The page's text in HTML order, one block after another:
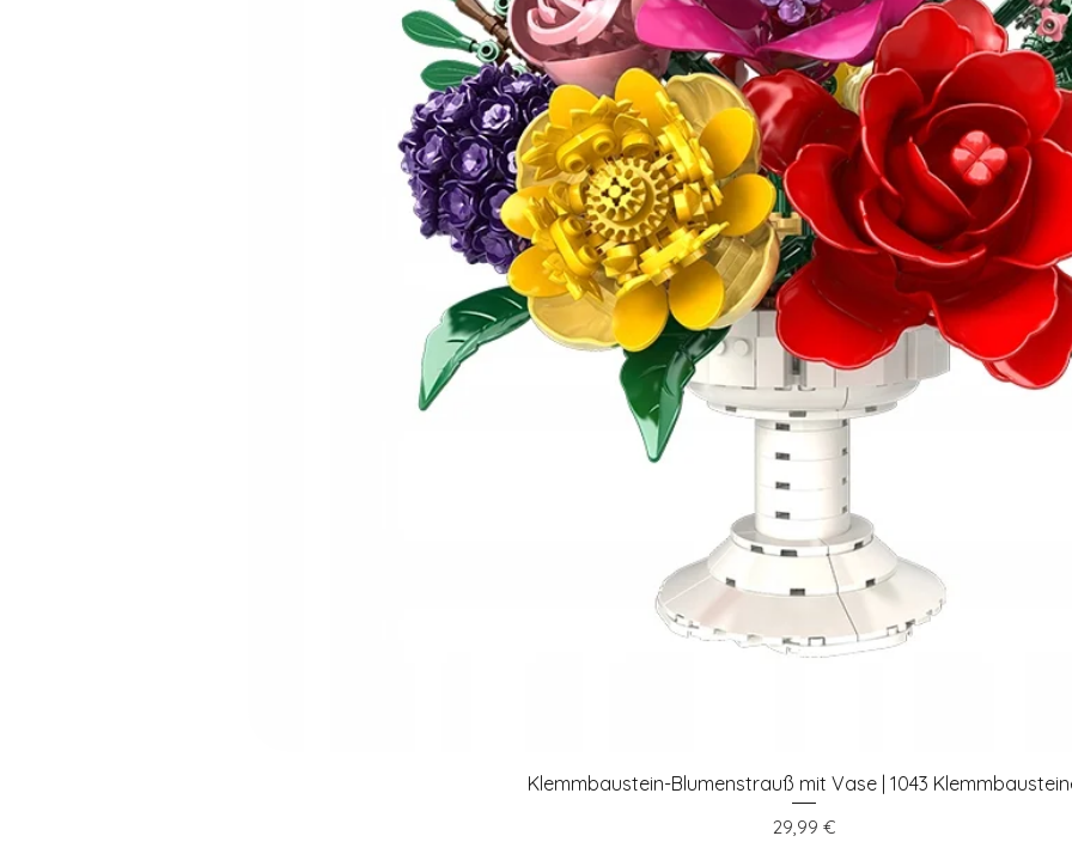
Schnellansicht
Klemmbaustein-Blumenstrauß mit Vase | 1043
Preis
29,99 €